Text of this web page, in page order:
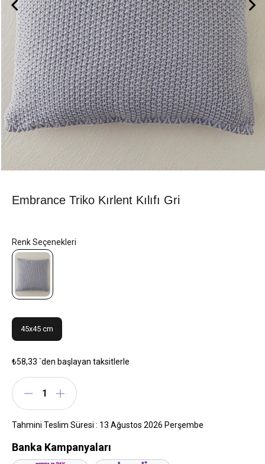
Embrance Triko Kırlent Kılıfı Gri
45x45 cm
₺58,33 `den başlayan taksitlerle
Tahmini Teslim Süresi : 13 Ağustos 2026 Perşembe
Banka Kampanyaları